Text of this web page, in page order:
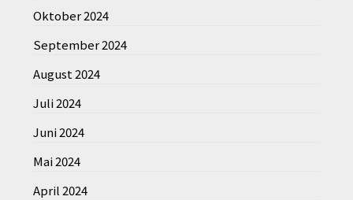
Oktober 2024
September 2024
August 2024
Juli 2024
Juni 2024
Mai 2024
April 2024